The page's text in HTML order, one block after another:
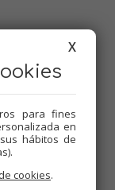
X
para fines
en
hábitos de
cookies.